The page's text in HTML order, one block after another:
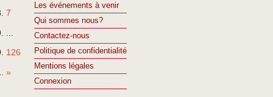
7
126
»
Les événements à venir
Qui sommes nous?
Contactez-nous
Politique de confidentialité
Mentions légales
Connexion